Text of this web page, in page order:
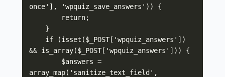
once'], 'wpquiz_save_answers')) {
&& is_array($_POST['wpquiz_answers'])) {
array_map('sanitize_text_field',